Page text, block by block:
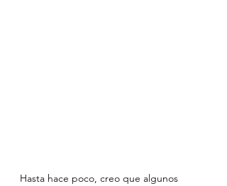
Hasta hace poco, creo que algunos